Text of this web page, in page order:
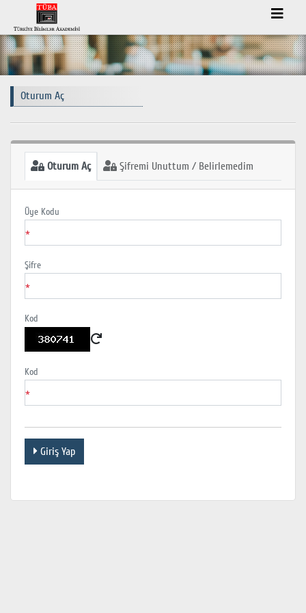
Oturum Aç
Oturum Aç Şifremi Unuttum / Belirlemedim
Üye Kodu
*
Şifre
*
Kod
Kod
*
Giriş Yap